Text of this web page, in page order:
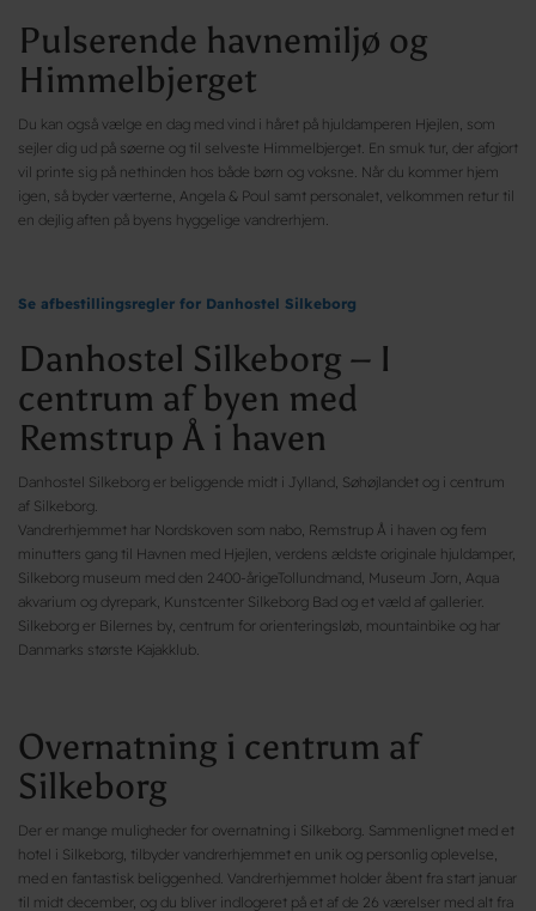
Pulserende havnemiljø og
Himmelbjerget
Du kan også vælge en dag med vind i håret på hjuldamperen Hjejlen, som
sejler dig ud på søerne og til selveste Himmelbjerget. En smuk tur, der afgjort
vil printe sig på nethinden hos både børn og voksne. Når du kommer hjem
igen, så byder værterne, Angela & Poul samt personalet, velkommen retur til
en dejlig aften på byens hyggelige vandrerhjem.
Se afbestillingsregler for Danhostel Silkeborg
Danhostel Silkeborg – I
centrum af byen med
Remstrup Å i haven
Danhostel Silkeborg er beliggende midt i Jylland, Søhøjlandet og i centrum
af Silkeborg.
Vandrerhjemmet har Nordskoven som nabo, Remstrup Å i haven og fem
minutters gang til Havnen med Hjejlen, verdens ældste originale hjuldamper,
Silkeborg museum med den 2400-årigeTollundmand, Museum Jorn, Aqua
akvarium og dyrepark, Kunstcenter Silkeborg Bad og et væld af gallerier.
Silkeborg er Bilernes by, centrum for orienteringsløb, mountainbike og har
Danmarks største Kajakklub.
Overnatning i centrum af
Silkeborg
Der er mange muligheder for overnatning i Silkeborg. Sammenlignet med et
hotel i Silkeborg, tilbyder vandrerhjemmet en unik og personlig oplevelse,
med en fantastisk beliggenhed. Vandrerhjemmet holder åbent fra start januar
til midt december, og du bliver indlogeret på et af de 26 værelser med alt fra